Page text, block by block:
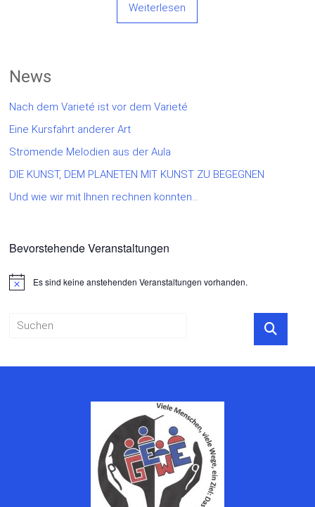
Weiterlesen
News
Nach dem Varieté ist vor dem Varieté
Eine Kursfahrt anderer Art
Strömende Melodien aus der Aula
DIE KUNST, DEM PLANETEN MIT KUNST ZU BEGEGNEN
Und wie wir mit Ihnen rechnen konnten…
Bevorstehende Veranstaltungen
HinweisEs sind keine anstehenden Veranstaltungen vorhanden.